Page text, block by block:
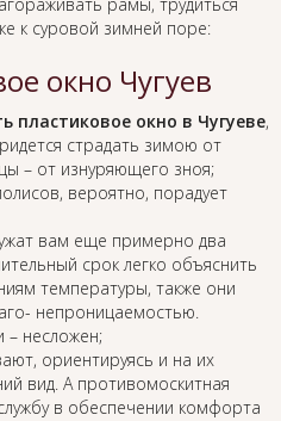
к суровой зимней поре:
окно Чугуев
пластиковое окно в Чугуеве,
страдать зимою от
– от изнуряющего зноя;
вероятно, порадует
вам еще примерно два
срок легко объяснить
температуры, также они
непроницаемостью.
– несложен;
ориентируясь и на их
вид. А противомоскитная
в обеспечении комфорта